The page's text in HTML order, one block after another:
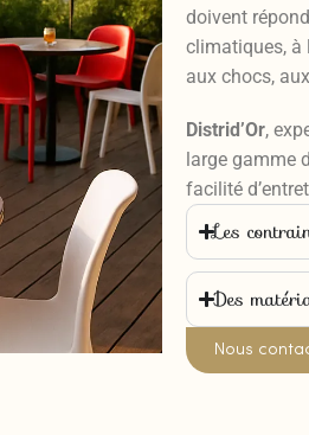
doivent
climatiques, à
aux chocs,
Distrid’Or,
large gamme
facilité
Les
Des
Nous